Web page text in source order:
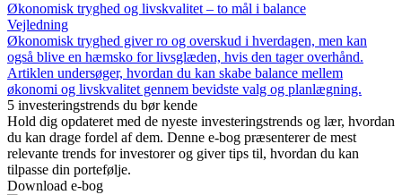
Økonomisk tryghed og livskvalitet – to mål i balance
Vejledning
Økonomisk tryghed giver ro og overskud i hverdagen, men kan
også blive en hæmsko for livsglæden, hvis den tager overhånd.
Artiklen undersøger, hvordan du kan skabe balance mellem
økonomi og livskvalitet gennem bevidste valg og planlægning.
5 investeringstrends du bør kende
Hold dig opdateret med de nyeste investeringstrends og lær, hvordan
du kan drage fordel af dem. Denne e-bog præsenterer de mest
relevante trends for investorer og giver tips til, hvordan du kan
tilpasse din portefølje.
Download e-bog